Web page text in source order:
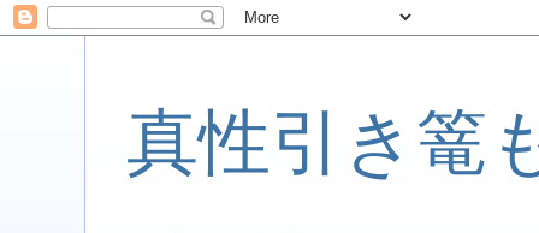
真性引き篭